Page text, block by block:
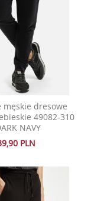
męskie dresowe
49082-310
NAVY
PLN